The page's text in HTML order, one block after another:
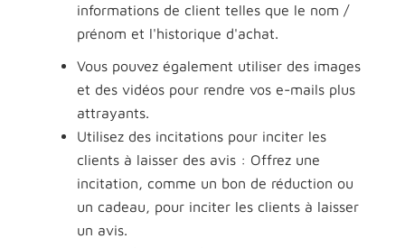
informations de client telles que le nom /
prénom et l'historique d'achat.
Vous pouvez également utiliser des images
et des vidéos pour rendre vos e-mails plus
attrayants.
Utilisez des incitations pour inciter les
clients à laisser des avis : Offrez une
incitation, comme un bon de réduction ou
un cadeau, pour inciter les clients à laisser
un avis.